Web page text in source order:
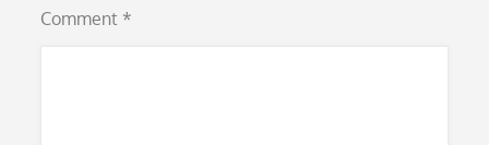
Comment *